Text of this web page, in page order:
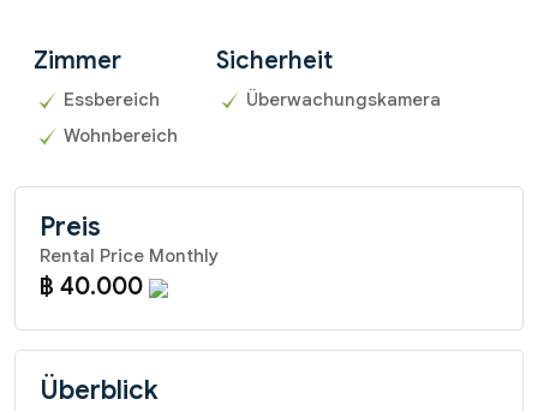
Zimmer
Essbereich
Wohnbereich
Sicherheit
Überwachungskamera
Preis
Rental Price Monthly
฿ 40.000
Überblick